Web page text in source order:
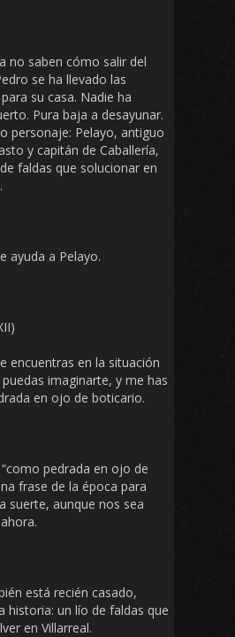
no saben cómo salir del
se ha llevado las
su casa. Nadie ha
Pura baja a desayunar.
personaje: Pelayo, antiguo
y capitán de Caballería,
faldas que solucionar en
ayuda a Pelayo.
encuentras en la situación
imaginarte, y me has
en ojo de boticario.
pedrada en ojo de
frase de la época para
suerte, aunque nos sea
está recién casado,
historia: un lío de faldas que
en Villarreal.